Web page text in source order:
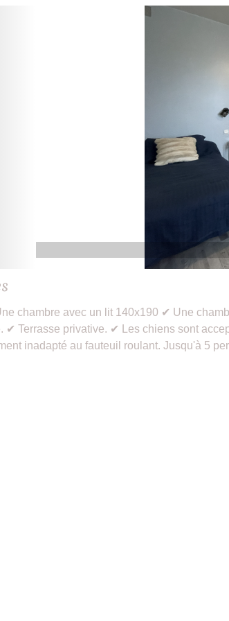
chambre avec un lit 140x190 ✔ Une
✔ Terrasse privative. ✔ Les chiens sont
inadapté au fauteuil roulant. Jusqu'à 5